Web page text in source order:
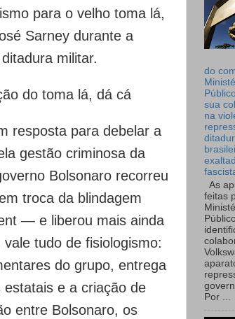
para o velho toma lá,
Sarney durante a
militar.
do toma lá, dá cá
resposta para debelar a
gestão criminosa da
Bolsonaro recorreu
troca da blindagem
— e liberou mais ainda
tudo de fisiologismo:
do grupo, entrega
e a criação de
entre Bolsonaro, os
do
sua
na
As
feitas
Por ...